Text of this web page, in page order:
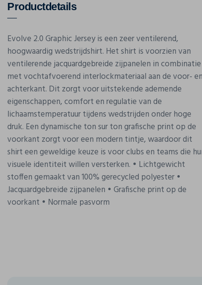
Productdetails
Evolve 2.0 Graphic Jersey is een zeer ventilerend,
hoogwaardig wedstrijdshirt. Het shirt is voorzien van
ventilerende jacquardgebreide zijpanelen in combinatie
met vochtafvoerend interlockmateriaal aan de voor- en
achterkant. Dit zorgt voor uitstekende ademende
eigenschappen, comfort en regulatie van de
lichaamstemperatuur tijdens wedstrijden onder hoge
druk. Een dynamische ton sur ton grafische print op de
voorkant zorgt voor een modern tintje, waardoor dit
shirt een geweldige keuze is voor clubs en teams die
visuele identiteit willen versterken. • Lichtgewicht
stoffen gemaakt van 100% gerecycled polyester •
Jacquardgebreide zijpanelen • Grafische print op de
voorkant • Normale pasvorm